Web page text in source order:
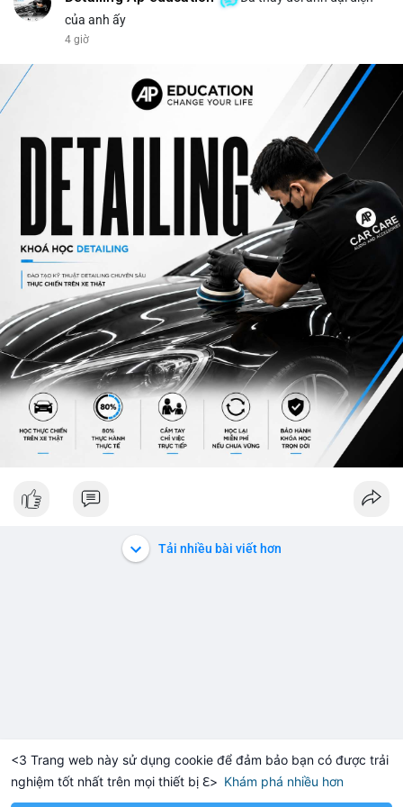
<3 Trang web này sử dụng cookie để đảm bảo bạn có được trải
nghiệm tốt nhất trên mọi thiết bị ℇ> Khám phá nhiều hơn
$1,905.87 +2.06% Solana $73.82 +0.24%
của anh ấy
4 giờ
Tải nhiều bài viết hơn